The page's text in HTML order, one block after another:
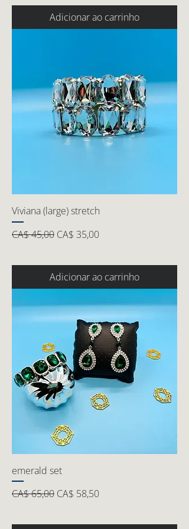
Adicionar ao carrinho
Viviana (large) stretch
Preço normal
CA$ 45,00 Preço promocional
CA$ 35,00
Adicionar ao carrinho
emerald set
Preço normal
CA$ 65,00 Preço promocional
CA$ 58,50